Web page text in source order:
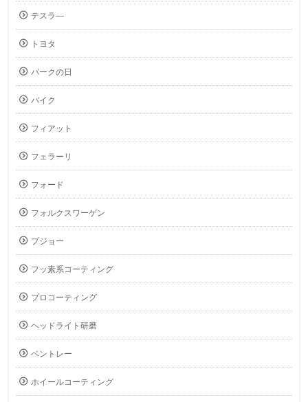
テスラ―
トヨタ
パークの日
バイク
フィアット
フェラーリ
フォード
フォルクスワーゲン
プジョー
フッ素系コーティング
プロコーティング
ヘッドライト研磨
ベントレー
ホイールコーティング